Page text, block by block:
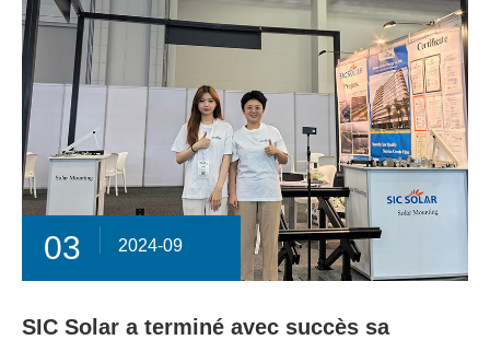
03 2024-09
SIC Solar a terminé avec succès sa